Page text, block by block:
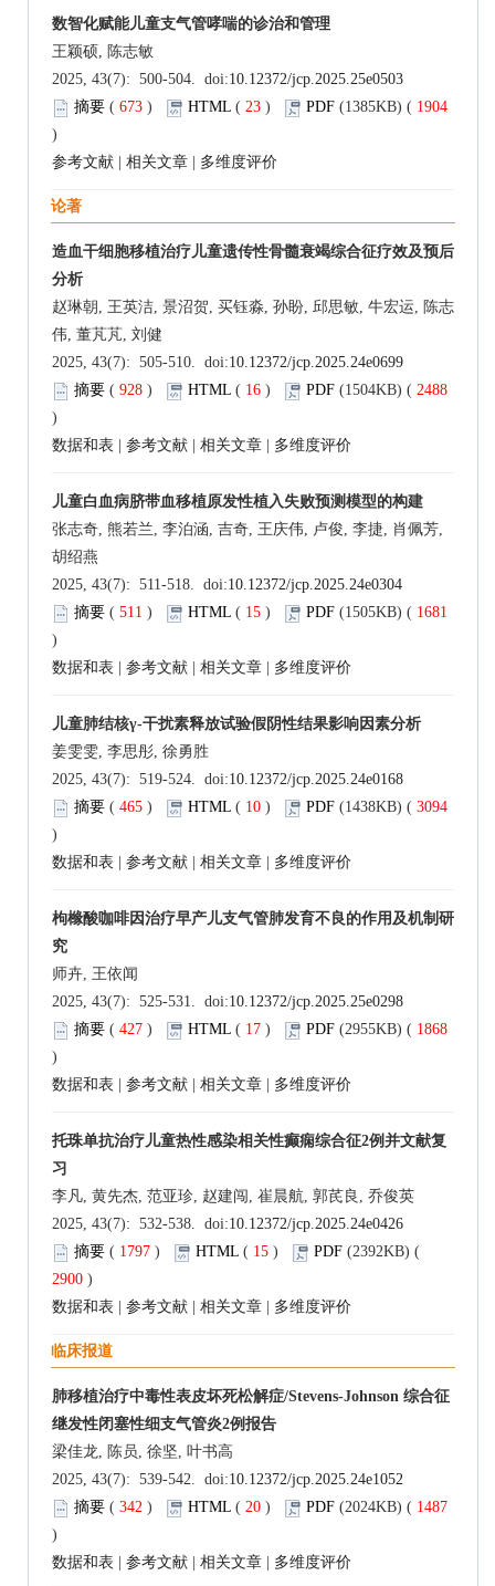
数智化赋能儿童支气管哮喘的诊治和管理
王颖硕, 陈志敏
2025, 43(7): 500-504. doi:10.12372/jcp.2025.25e0503
摘要 ( 673 ) HTML ( 23 ) PDF (1385KB) ( 1904
)
参考文献
相关文章 多维度评价
论著
造血干细胞移植治疗儿童遗传性骨髓衰竭综合征疗效及预后
分析
赵琳朝, 王英洁, 景沼贺, 买钰淼, 孙盼, 邱思敏, 牛宏运, 陈志
伟, 董芃芃, 刘健
2025, 43(7): 505-510. doi:10.12372/jcp.2025.24e0699
摘要 ( 928 ) HTML ( 16 ) PDF (1504KB) ( 2488
)
数据和表
参考文献 相关文章 多维度评价
儿童白血病脐带血移植原发性植入失败预测模型的构建
张志奇, 熊若兰, 李泊涵, 吉奇, 王庆伟, 卢俊, 李捷, 肖佩芳,
胡绍燕
2025, 43(7): 511-518. doi:10.12372/jcp.2025.24e0304
摘要 ( 511 ) HTML ( 15 ) PDF (1505KB) ( 1681
)
数据和表
参考文献 相关文章 多维度评价
儿童肺结核γ-干扰素释放试验假阴性结果影响因素分析
姜雯雯, 李思彤, 徐勇胜
2025, 43(7): 519-524. doi:10.12372/jcp.2025.24e0168
摘要 ( 465 ) HTML ( 10 ) PDF (1438KB) ( 3094
)
数据和表
参考文献 相关文章 多维度评价
枸橼酸咖啡因治疗早产儿支气管肺发育不良的作用及机制研
究
师卉, 王依闻
2025, 43(7): 525-531. doi:10.12372/jcp.2025.25e0298
摘要 ( 427 ) HTML ( 17 ) PDF (2955KB) ( 1868
)
数据和表
参考文献 相关文章 多维度评价
托珠单抗治疗儿童热性感染相关性癫痫综合征2例并文献复
习
李凡, 黄先杰, 范亚珍, 赵建闯, 崔晨航, 郭芪良, 乔俊英
2025, 43(7): 532-538. doi:10.12372/jcp.2025.24e0426
摘要 ( 1797 ) HTML ( 15 ) PDF (2392KB) (
2900 )
数据和表
参考文献 相关文章 多维度评价
临床报道
肺移植治疗中毒性表皮坏死松解症/Stevens-Johnson 综合征
继发性闭塞性细支气管炎2例报告
梁佳龙, 陈员, 徐坚, 叶书高
2025, 43(7): 539-542. doi:10.12372/jcp.2025.24e1052
摘要 ( 342 ) HTML ( 20 ) PDF (2024KB) ( 1487
)
数据和表
参考文献 相关文章 多维度评价